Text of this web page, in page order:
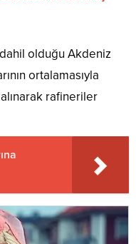
olduğu Akdeniz
ortalamasıyla
rafineriler